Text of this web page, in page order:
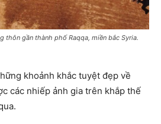
thôn gần thành phố Raqqa, miền bắc Syria.
khoảnh khắc tuyệt đẹp về
các nhiếp ảnh gia trên khắp thế